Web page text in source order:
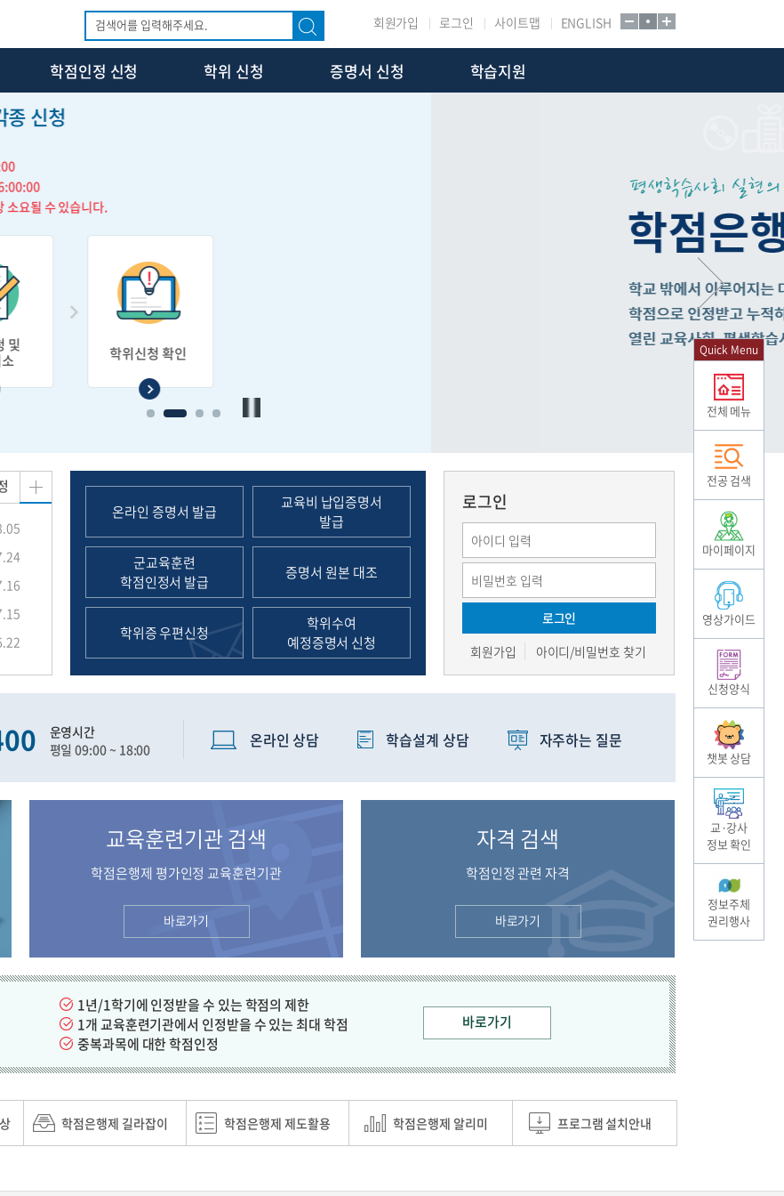
회원가입 로그인 사이트맵 ENGLISH
학점인정 신청 학위 신청 증명서 신청 학습지원
온라인 증명서 발급
교육비 납입증명서
발급
군교육훈련
학점인정서 발급
증명서 원본 대조
학위증 우편신청
학위수여
예정증명서 신청
로그인
로그인
회원가입
아이디/비밀번호 찾기
운영시간
평일 09:00 ~ 18:00
온라인 상담 학습설계 상담 자주하는 질문
교육훈련기관 검색
학점은행제 평가인정 교육훈련기관
바로가기
자격 검색
학점인정 관련 자격
바로가기
1년/1학기에 인정받을 수 있는 학점의 제한
1개 교육훈련기관에서 인정받을 수 있는 최대 학점
중복과목에 대한 학점인정
바로가기
학점은행제 길라잡이 학점은행제 제도활용 학점은행제 알리미 프로그램 설치안내
Quick Menu
전체 메뉴
전공 검색
마이페이지
영상가이드
신청양식
챗봇 상담
교·강사
정보 확인
정보주체
권리행사